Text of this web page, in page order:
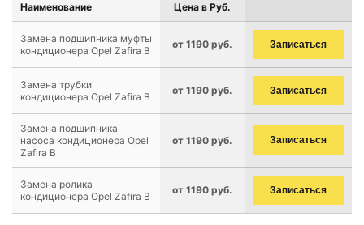
Наименование Цена в Руб.
Замена подшипника муфты
кондиционера Opel Zafira B
от 1190 руб. Записаться
Замена трубки
кондиционера Opel Zafira B
от 1190 руб. Записаться
Замена подшипника
насоса кондиционера Opel
Zafira B
от 1190 руб. Записаться
Замена ролика
кондиционера Opel Zafira B
от 1190 руб. Записаться